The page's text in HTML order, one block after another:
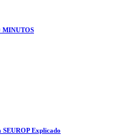
MINUTOS
SEUROP Explicado